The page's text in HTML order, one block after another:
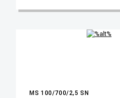
MS 100/700/2,5 SN